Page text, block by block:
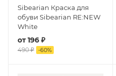
Sibearian Краска для
обуви Sibearian RE:NEW
White
от196 ₽
490 ₽ -60%